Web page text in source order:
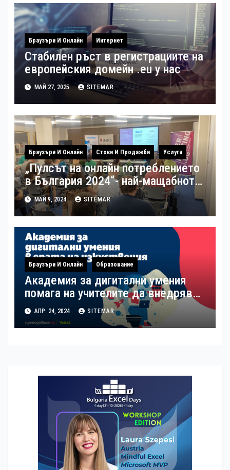
Браузъри И Онлайн Интернет
Стабилен ръст в регистрациите на
европейския домейн .eu у нас
МАЙ 27, 2025 SITEMAR
Браузъри И Онлайн Стоки И Продажби Услуги
„Пулсът на онлайн потреблението
в България 2024“- най-мащабното
потребителско проучване на
пазара на електронна търговия в
България беше представено
наскоро
МАЙ 9, 2024 SITEMAR
Браузъри И Онлайн Образование
Академия за дигитални умения
помага на учителите да внедряват
изкуствения интелект в учебния
процес
АПР. 24, 2024 SITEMAR